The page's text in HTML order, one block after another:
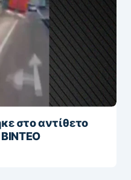
στο αντίθετο
ΒΙΝΤΕΟ